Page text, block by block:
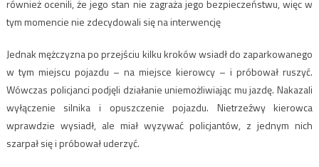
również ocenili, że jego stan nie zagraża jego bezpieczeństwu, więc w
tym momencie nie zdecydowali się na interwencję
Jednak mężczyzna po przejściu kilku kroków wsiadł do zaparkowanego
w tym miejscu pojazdu – na miejsce kierowcy – i próbował ruszyć.
Wówczas policjanci podjęli działanie uniemożliwiając mu jazdę. Nakazali
wyłączenie silnika i opuszczenie pojazdu. Nietrzeźwy kierowca
wprawdzie wysiadł, ale miał wyzywać policjantów, z jednym nich
szarpał się i próbował uderzyć.